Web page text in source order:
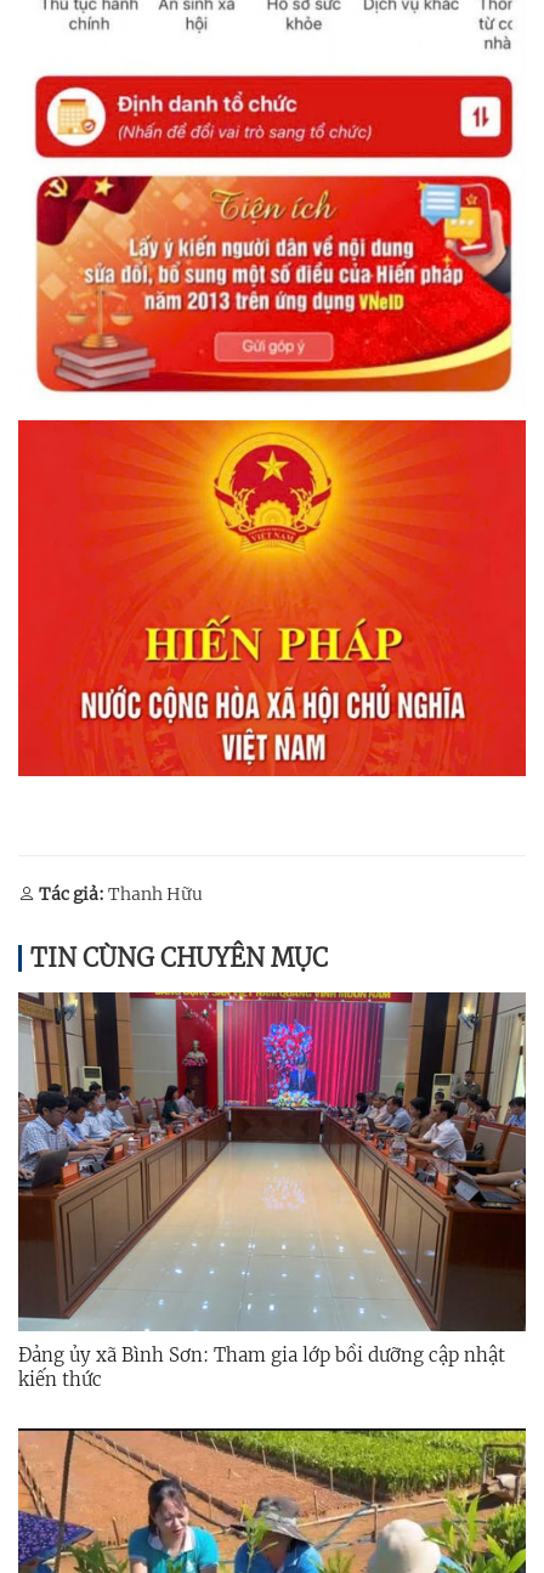
Tác giả: Thanh Hữu
TIN CÙNG CHUYÊN MỤC
Đảng ủy xã Bình Sơn: Tham gia lớp bồi dưỡng cập nhật
kiến thức